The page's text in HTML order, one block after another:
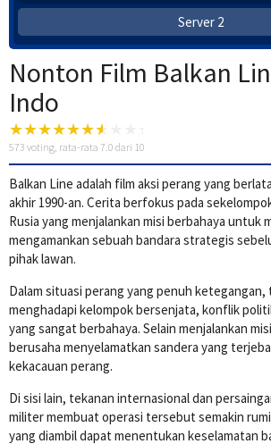
Server 2
Nonton Film Balkan
Indo
573 voting, rata-rata 7.0 dari 10
Balkan Line adalah film aksi perang yang
akhir 1990-an. Cerita berfokus pada
Rusia yang menjalankan misi berbahaya untuk
mengamankan sebuah bandara strategis
pihak lawan.
Dalam situasi perang yang penuh
menghadapi kelompok bersenjata, konflik
yang sangat berbahaya. Selain menjalankan
berusaha menyelamatkan sandera yang
kekacauan perang.
Di sisi lain, tekanan internasional dan
militer membuat operasi tersebut semakin
yang diambil dapat menentukan keselamatan